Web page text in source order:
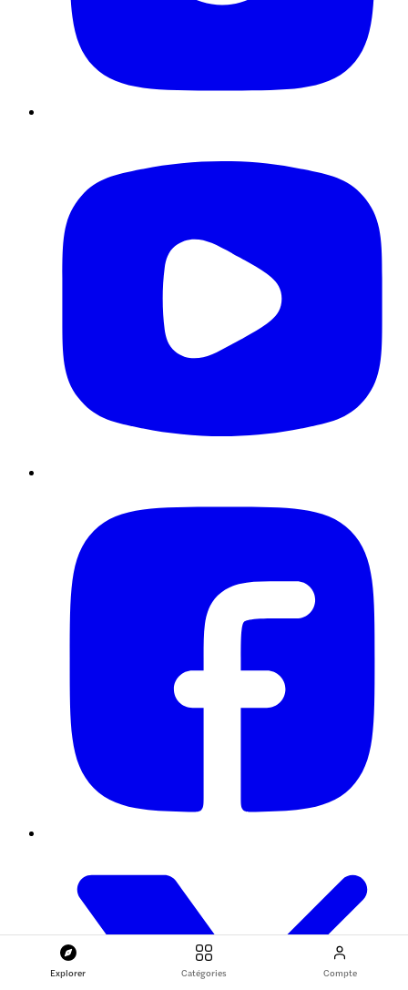
Explorer Catégories Compte